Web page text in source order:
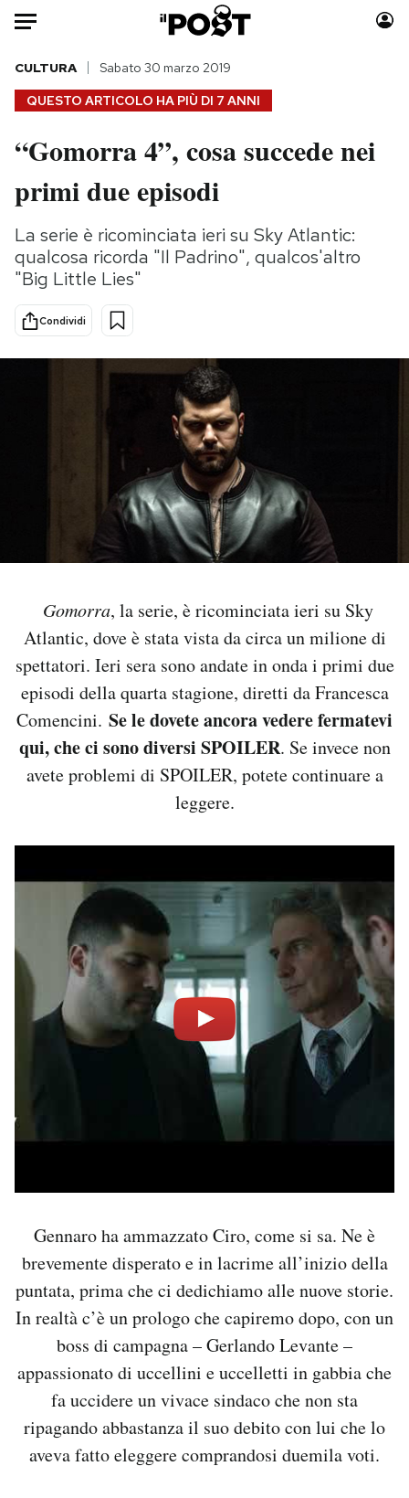
Auto
HOME
Italia
Politica
Tecnologia
Internet
Scienza
Cultura
Economia
Moda
Storie/Idee
Ok Boomer!
NEWSLETTER
I MIEI PREFERITI
CALENDARIO
AREA PERSONALE
Area Personale
Hai bisogno di aiuto?
Esci
QUESTO ARTICOLO HA PIÙ DI 7 ANNI
CULTURA Sabato 30 marzo 2019
“Gomorra 4”, cosa succede nei
primi due episodi
La serie è ricominciata ieri su Sky Atlantic:
qualcosa ricorda "Il Padrino", qualcos'altro
"Big Little Lies"
Condividi
Gomorra, la serie, è ricominciata ieri su Sky
Atlantic, dove è stata vista da circa un milione di
spettatori. Ieri sera sono andate in onda i primi due
episodi della quarta stagione, diretti da Francesca
Comencini. Se le dovete ancora vedere fermatevi
qui, che ci sono diversi SPOILER. Se invece non
avete problemi di SPOILER, potete continuare a
leggere.
Gennaro ha ammazzato Ciro, come si sa. Ne è
brevemente disperato e in lacrime all’inizio della
puntata, prima che ci dedichiamo alle nuove storie.
In realtà c’è un prologo che capiremo dopo, con un
boss di campagna – Gerlando Levante –
appassionato di uccellini e uccelletti in gabbia che
fa uccidere un vivace sindaco che non sta
ripagando abbastanza il suo debito con lui che lo
aveva fatto eleggere comprandosi duemila voti.